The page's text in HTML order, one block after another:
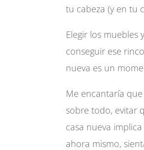
tu cabeza (y en tu
Elegir los
conseguir ese
nueva es un
Me encantaría
sobre todo, evitar
casa nueva
ahora mismo,